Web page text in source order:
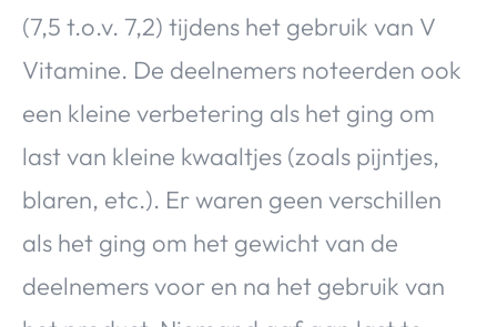
(7,5 t.o.v. 7,2) tijdens het gebruik van V
Vitamine. De deelnemers noteerden ook
een kleine verbetering als het ging om
last van kleine kwaaltjes (zoals pijntjes,
blaren, etc.). Er waren geen verschillen
als het ging om het gewicht van de
deelnemers voor en na het gebruik van